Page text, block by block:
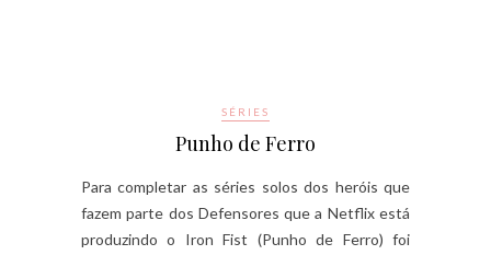
SÉRIES
Punho de Ferro
Para completar as séries solos dos heróis que
fazem parte dos Defensores que a Netflix está
produzindo o Iron Fist (Punho de Ferro) foi